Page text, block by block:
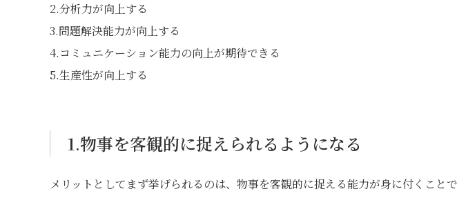
2.分析力が向上する
3.問題解決能力が向上する
4.コミュニケーション能力の向上が期待できる
5.生産性が向上する
1.物事を客観的に捉えられるようになる
メリットとしてまず挙げられるのは、物事を客観的に捉える能力が身に付くことで